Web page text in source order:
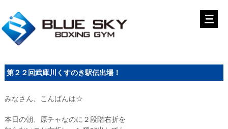
第２２回武庫川くすのき駅伝出場！
みなさん、こんばんは☆
本日の朝、原チャなのに２段階右折を